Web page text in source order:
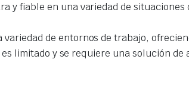
y fiable en una variedad de
variedad de entornos de trabajo,
limitado y se requiere una solución de